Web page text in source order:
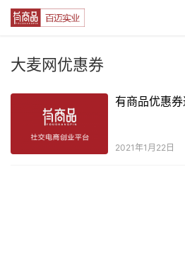
大麦网优惠券
有商品优惠券
2021年1月22日